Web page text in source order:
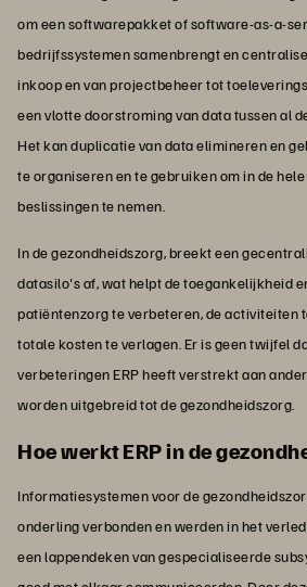
om een softwarepakket of software-as-a-
bedrijfssystemen samenbrengt en
inkoop en van projectbeheer tot
een vlotte doorstroming van data tussen al
Het kan duplicatie van data elimineren en
te organiseren en te gebruiken om in de
beslissingen te nemen.
In de gezondheidszorg, breekt een
datasilo's af, wat helpt de toegankelijkheid
patiëntenzorg te verbeteren, de activiteiten
totale kosten te verlagen. Er is geen twijfel
verbeteringen ERP heeft verstrekt aan
worden uitgebreid tot de gezondheidszorg.
Hoe werkt ERP in de
Informatiesystemen voor de
onderling verbonden en werden in het
een lappendeken van gespecialiseerde